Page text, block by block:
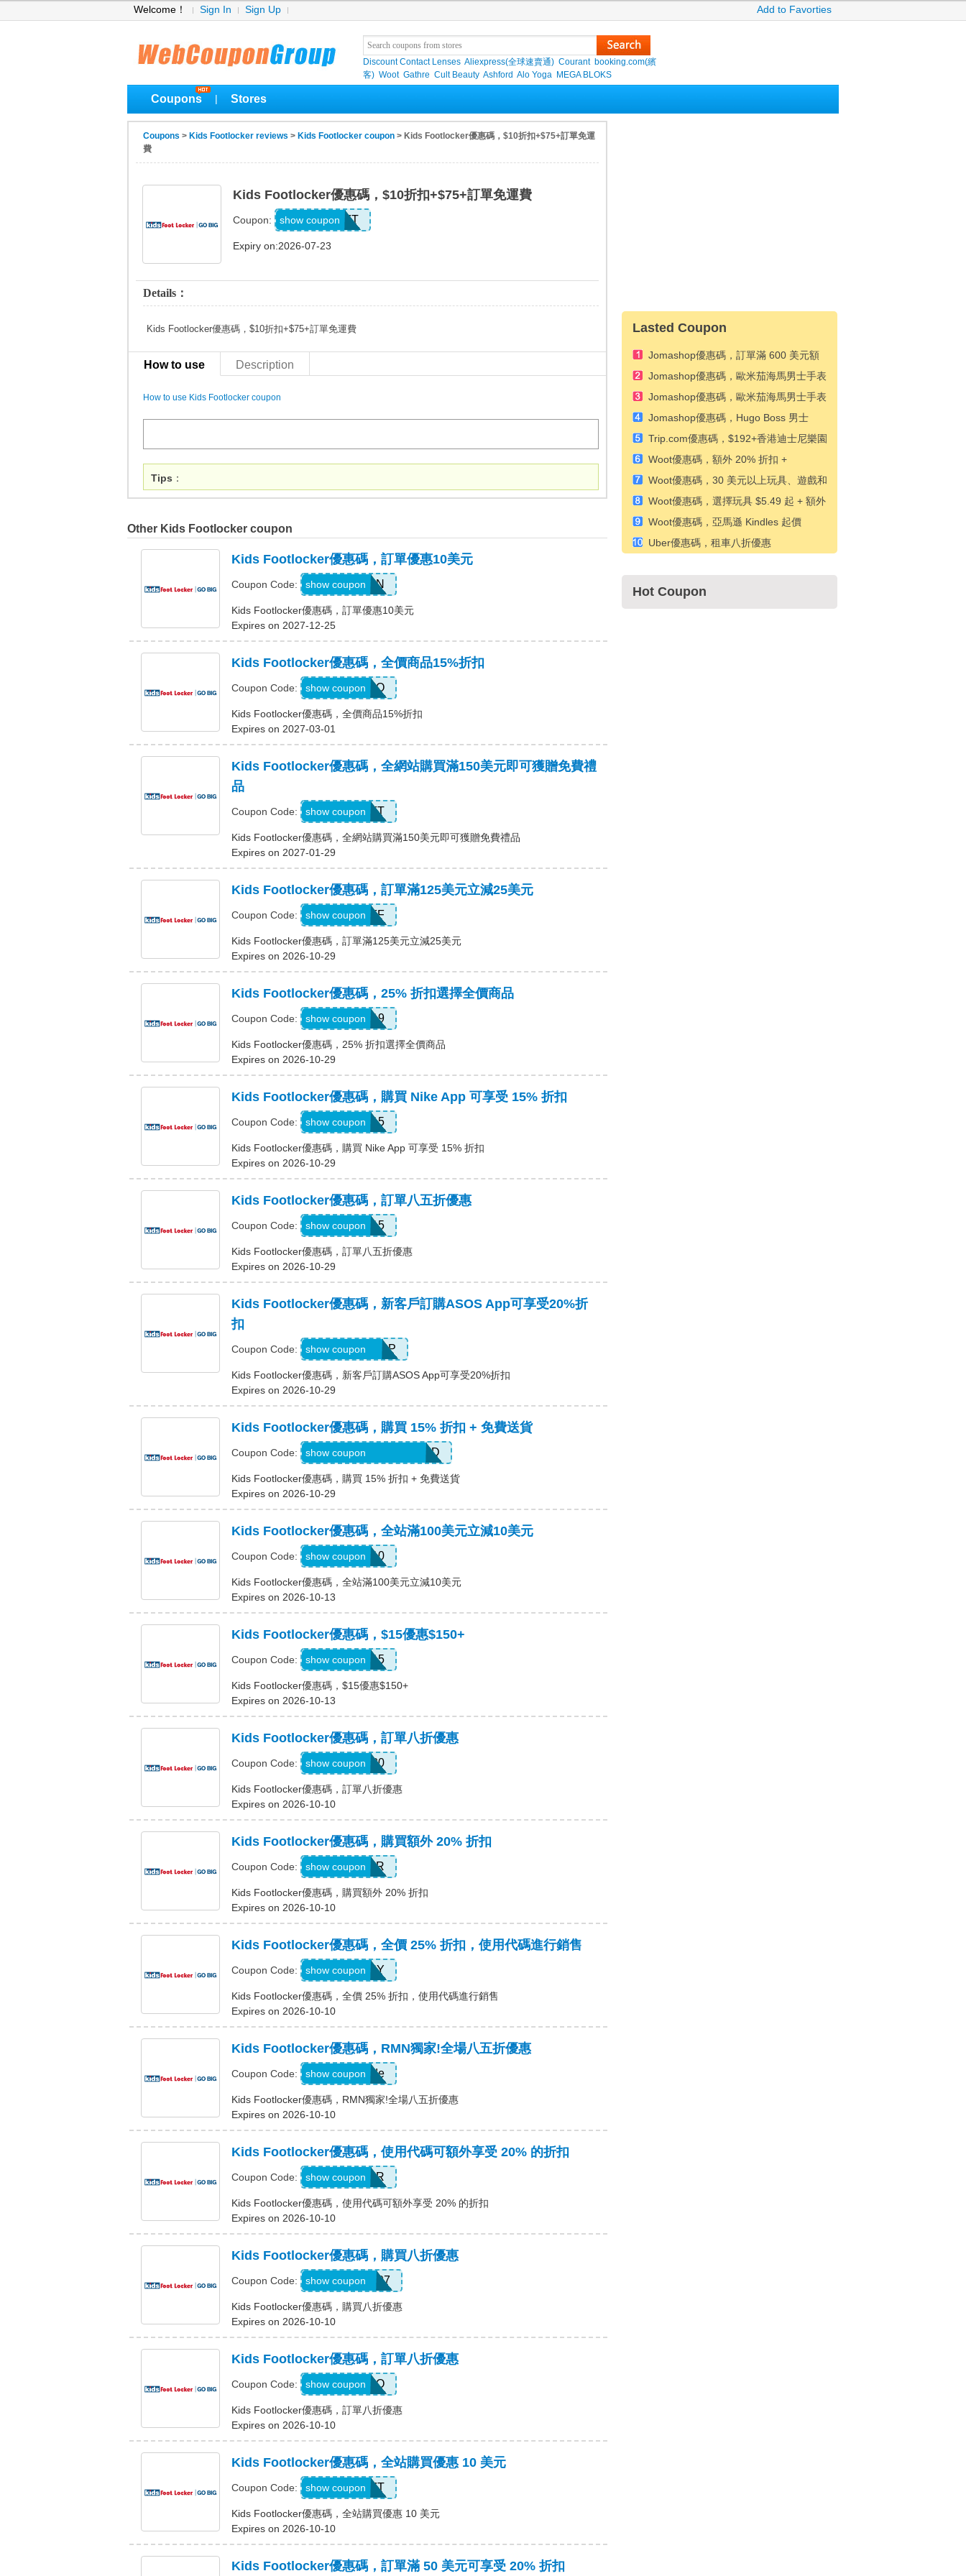
Welcome！ Sign In Sign Up Add to Favorties
Discount Contact Lenses Aliexpress(全球速賣通) Courant booking.com(繽
客) Woot Gathre Cult Beauty Ashford Alo Yoga MEGA BLOKS
Coupons Stores
Coupons > Kids Footlocker reviews > Kids Footlocker coupon > Kids Footlocker優惠碼，$10折扣+$75+訂單免運
費
Kids Footlocker優惠碼，$10折扣+$75+訂單免運費
Coupon: FNLX92ZT
show coupon
Expiry on:2026-07-23
Details：
Kids Footlocker優惠碼，$10折扣+$75+訂單免運費
How to use Description
How to use Kids Footlocker coupon
Tips ：
Other Kids Footlocker coupon
Kids Footlocker優惠碼，訂單優惠10美元
Coupon Code: CRMXPTEN
show coupon
Kids Footlocker優惠碼，訂單優惠10美元
Expires on 2027-12-25
Kids Footlocker優惠碼，全價商品15%折扣
Coupon Code: D9XO
show coupon
Kids Footlocker優惠碼，全價商品15%折扣
Expires on 2027-03-01
Kids Footlocker優惠碼，全網站購買滿150美元即可獲贈免費禮
品
Coupon Code: FREEGIFT
show coupon
Kids Footlocker優惠碼，全網站購買滿150美元即可獲贈免費禮品
Expires on 2027-01-29
Kids Footlocker優惠碼，訂單滿125美元立減25美元
Coupon Code: 25OFF
show coupon
Kids Footlocker優惠碼，訂單滿125美元立減25美元
Expires on 2026-10-29
Kids Footlocker優惠碼，25% 折扣選擇全價商品
Coupon Code: MFHSADP19
show coupon
Kids Footlocker優惠碼，25% 折扣選擇全價商品
Expires on 2026-10-29
Kids Footlocker優惠碼，購買 Nike App 可享受 15% 折扣
Coupon Code: APP15
show coupon
Kids Footlocker優惠碼，購買 Nike App 可享受 15% 折扣
Expires on 2026-10-29
Kids Footlocker優惠碼，訂單八五折優惠
Coupon Code: CAREKIT15
show coupon
Kids Footlocker優惠碼，訂單八五折優惠
Expires on 2026-10-29
Kids Footlocker優惠碼，新客戶訂購ASOS App可享受20%折
扣
Coupon Code: WELCOMEAPP
show coupon
Kids Footlocker優惠碼，新客戶訂購ASOS App可享受20%折扣
Expires on 2026-10-29
Kids Footlocker優惠碼，購買 15% 折扣 + 免費送貨
Coupon Code: WEBC2020RSVNFDOD
show coupon
Kids Footlocker優惠碼，購買 15% 折扣 + 免費送貨
Expires on 2026-10-29
Kids Footlocker優惠碼，全站滿100美元立減10美元
Coupon Code: BTS10
show coupon
Kids Footlocker優惠碼，全站滿100美元立減10美元
Expires on 2026-10-13
Kids Footlocker優惠碼，$15優惠$150+
Coupon Code: BTS15
show coupon
Kids Footlocker優惠碼，$15優惠$150+
Expires on 2026-10-13
Kids Footlocker優惠碼，訂單八折優惠
Coupon Code: SAVE20
show coupon
Kids Footlocker優惠碼，訂單八折優惠
Expires on 2026-10-10
Kids Footlocker優惠碼，購買額外 20% 折扣
Coupon Code: SUMMER
show coupon
Kids Footlocker優惠碼，購買額外 20% 折扣
Expires on 2026-10-10
Kids Footlocker優惠碼，全價 25% 折扣，使用代碼進行銷售
Coupon Code: SUNNY
show coupon
Kids Footlocker優惠碼，全價 25% 折扣，使用代碼進行銷售
Expires on 2026-10-10
Kids Footlocker優惠碼，RMN獨家!全場八五折優惠
Coupon Code: Show Code
show coupon
Kids Footlocker優惠碼，RMN獨家!全場八五折優惠
Expires on 2026-10-10
Kids Footlocker優惠碼，使用代碼可額外享受 20% 的折扣
Coupon Code: SUMMER
show coupon
Kids Footlocker優惠碼，使用代碼可額外享受 20% 的折扣
Expires on 2026-10-10
Kids Footlocker優惠碼，購買八折優惠
Coupon Code: 483221100207
show coupon
Kids Footlocker優惠碼，購買八折優惠
Expires on 2026-10-10
Kids Footlocker優惠碼，訂單八折優惠
Coupon Code: SAVEZO
show coupon
Kids Footlocker優惠碼，訂單八折優惠
Expires on 2026-10-10
Kids Footlocker優惠碼，全站購買優惠 10 美元
Coupon Code: FNLX92ZT
show coupon
Kids Footlocker優惠碼，全站購買優惠 10 美元
Expires on 2026-10-10
Kids Footlocker優惠碼，訂單滿 50 美元可享受 20% 折扣
Lasted Coupon
Jomashop優惠碼，訂單滿 600 美元額
外優惠 20 美元
Jomashop優惠碼，歐米茄海馬男士手表
優惠 500 美元
Jomashop優惠碼，歐米茄海馬男士手表
優惠 200 美元
Jomashop優惠碼，Hugo Boss 男士
Absolu Parfum Intense EDP 20% 折扣
Trip.com優惠碼，$192+香港迪士尼樂園
門票優惠$10
Woot優惠碼，額外 20% 折扣 +
Glamorous You 特價 11.99 美元起
Woot優惠碼，30 美元以上玩具、遊戲和
拚圖立減 10 美元
Woot優惠碼，選擇玩具 $5.49 起 + 額外
$10 優惠 $50
Woot優惠碼，亞馬遜 Kindles 起價
49.99 美元
Uber優惠碼，租車八折優惠
Hot Coupon